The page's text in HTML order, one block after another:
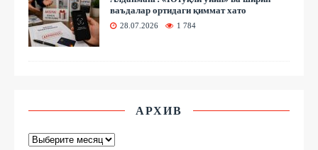
ваъдалар ортидаги қиммат хато
28.07.2026 1 784
АРХИВ